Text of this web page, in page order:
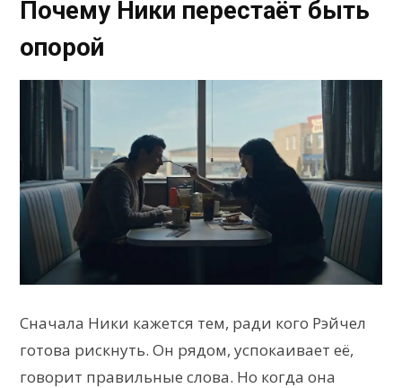
Почему Ники перестаёт быть
опорой
Сначала Ники кажется тем, ради кого Рэйчел
готова рискнуть. Он рядом, успокаивает её,
говорит правильные слова. Но когда она